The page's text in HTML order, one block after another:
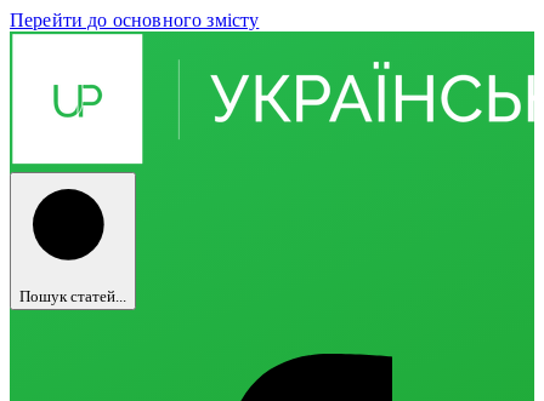
Перейти до основного змісту
Пошук статей...